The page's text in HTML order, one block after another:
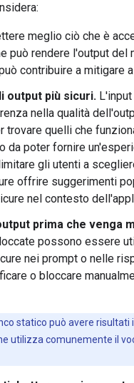
meglio ciò che è
può rendere l'output del
contribuire a mitigare
output più sicuri.
nella qualità
trovare quelli che
da poter fornire
gli utenti a
offrire suggerimenti
nel contesto
prima che venga
possono essere
nei prompt o nelle
o bloccare
statico può avere risultati
utilizza comunemente il